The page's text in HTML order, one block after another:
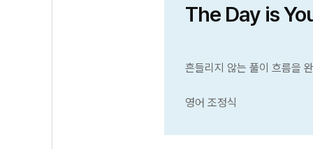
The Day is
흔들리지 않는 풀이 흐름을
영어 조정식